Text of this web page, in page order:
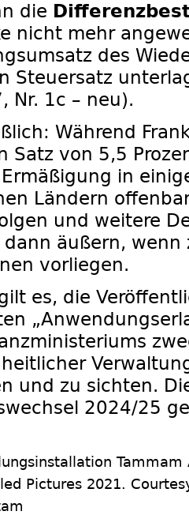
die
nicht mehr
des
Steuersatz
Nr. 1c – neu).
Während
Satz von 5,5
in
Ländern
und weitere
dann äußern, wenn
vorliegen.
es, die
und zu sichten.
2024/25
Tammam
Pictures 2021.